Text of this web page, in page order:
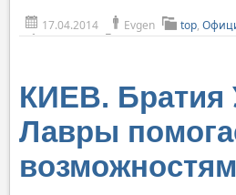
17.04.2014 Evgen top,
КИЕВ. Братия
Лавры